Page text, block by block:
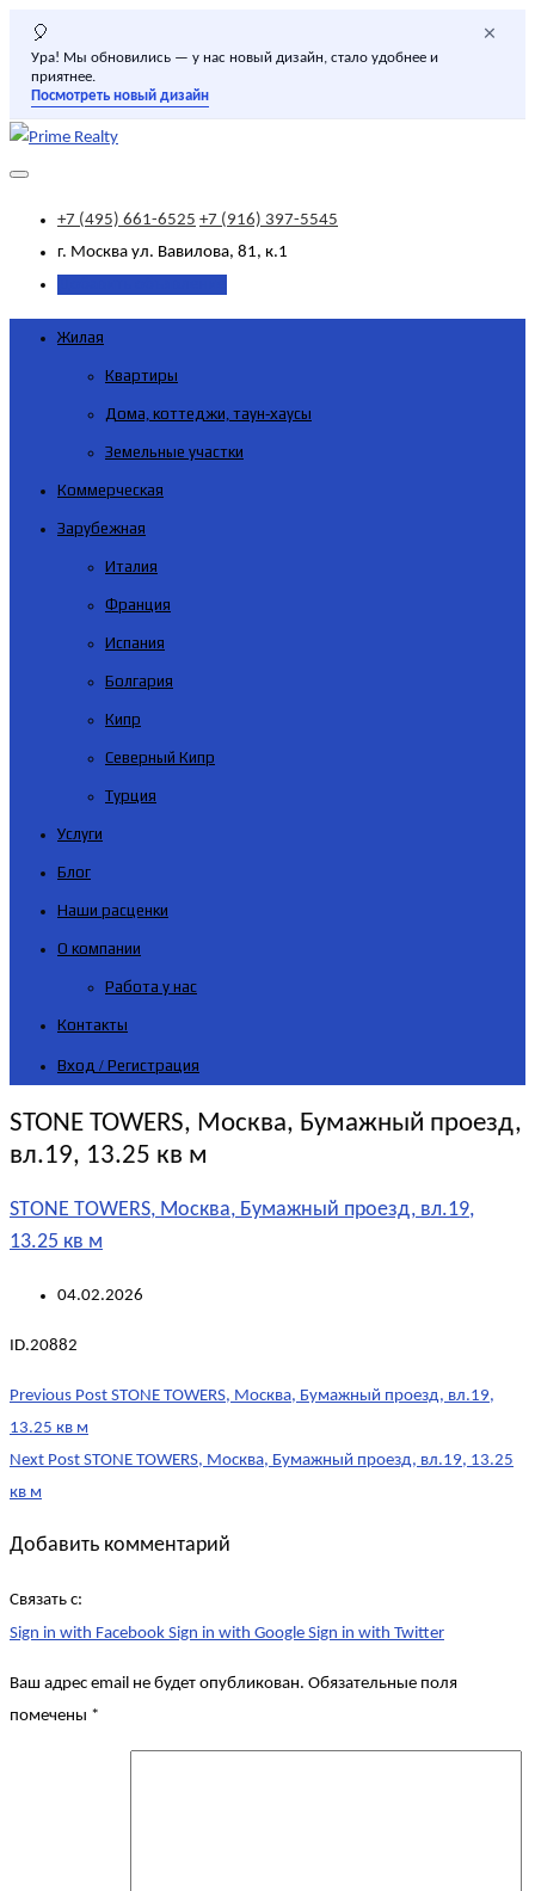
🎈
Ура! Мы обновились — у нас новый дизайн, стало удобнее и
приятнее.
Посмотреть новый дизайн
×
+7 (495) 661-6525 +7 (916) 397-5545
г. Москва ул. Вавилова, 81, к.1
Жилая
Квартиры
Дома, коттеджи, таун-хаусы
Земельные участки
Коммерческая
Зарубежная
Италия
Франция
Испания
Болгария
Кипр
Северный Кипр
Турция
Услуги
Блог
Наши расценки
О компании
Работа у нас
Контакты
Вход / Регистрация
STONE TOWERS, Москва, Бумажный проезд,
вл.19, 13.25 кв м
STONE TOWERS, Москва, Бумажный проезд, вл.19,
13.25 кв м
04.02.2026
ID.20882
Post
navigation
Previous Post STONE TOWERS, Москва, Бумажный проезд, вл.19,
13.25 кв м
Next Post STONE TOWERS, Москва, Бумажный проезд, вл.19, 13.25
кв м
Добавить комментарий
Связать с:
Sign in with Facebook Sign in with Google Sign in with Twitter
Ваш адрес email не будет опубликован. Обязательные поля
помечены *